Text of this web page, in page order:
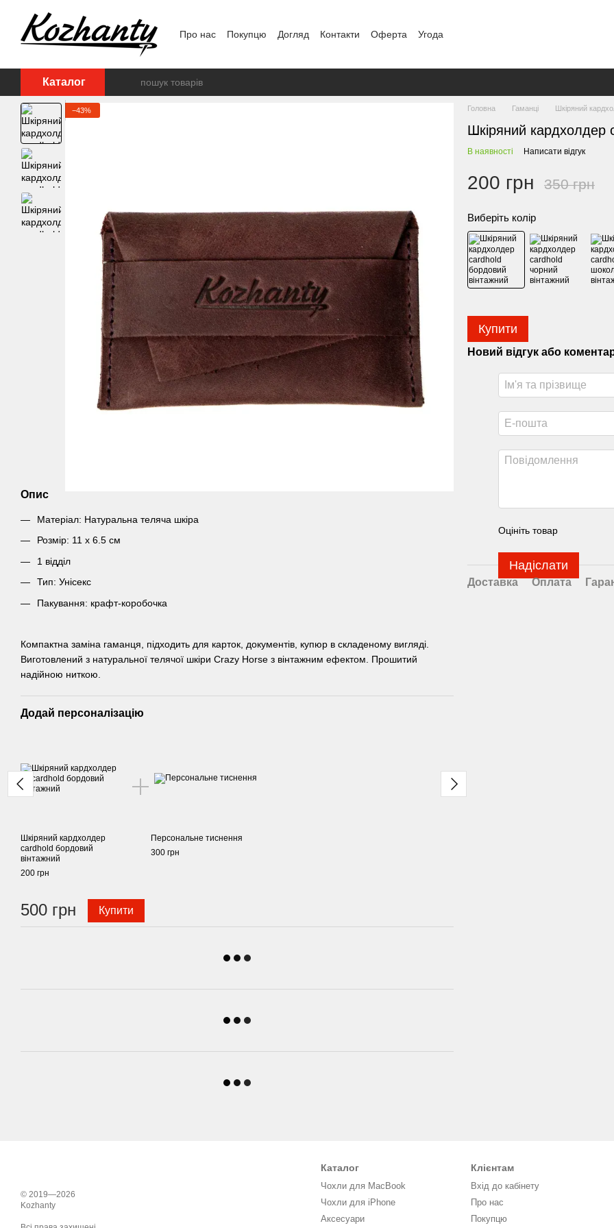
Перейти до основного контенту
Про нас Покупцю Догляд Контакти Оферта Угода
Каталог
−43%
Опис
Матеріал: Натуральна теляча шкіра
Розмір: 11 х 6.5 см
1 відділ
Тип: Унісекс
Пакування: крафт-коробочка
Компактна заміна гаманця, підходить для карток, документів, купюр в складеному вигляді.
Виготовлений з натуральної телячої шкіри Crazy Horse з вінтажним ефектом. Прошитий
надійною ниткою.
Додай персоналізацію
Шкіряний кардхолдер
cardhold бордовий
вінтажний
200 грн
Персональне тиснення
300 грн
500 грн Купити
Головна Гаманці Шкіряний
Шкіряний кардхолдер
В наявності Написати відгук
200 грн 350 грн
Виберіть колір
Купити
Новий відгук або
Оцініть товар
Надіслати
Доставка Оплата
© 2019—2026
Kozhanty
Каталог
Чохли для MacBook
Чохли для iPhone
Аксесуари
Клієнтам
Вхід до кабінету
Про нас
Покупцю